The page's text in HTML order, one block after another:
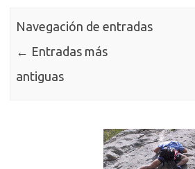
Navegación de entradas
← Entradas más
antiguas